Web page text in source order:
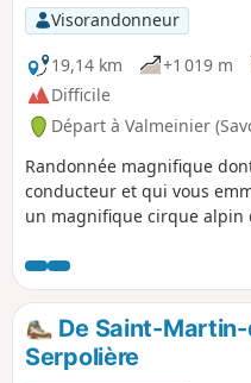
Visorandonneur
19,14 km
+1 019 m
Difficile
Départ à Valmeinier
Randonnée magnifique
conducteur et qui vous
un magnifique cirque alpin
Pic du Thabor via le Lac
Lac Cornu, le Lac Bri et un
environnements, forestier,
l'intérêt de cette randonnée
s'adressant à des
De Saint-
Serpolière